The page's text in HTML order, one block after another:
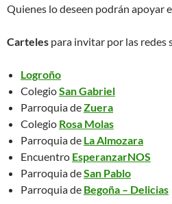
Quienes lo deseen podrán apoyar
Carteles para invitar por las redes
Logroño
ColegioSan Gabriel
Parroquia deZuera
Colegio Rosa Molas
Parroquia de La Almozara
Encuentro EsperanzarNOS
Parroquia deSan Pablo
Parroquia de Begoña – Delicias